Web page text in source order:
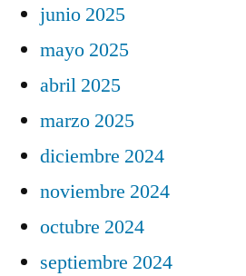
junio 2025
mayo 2025
abril 2025
marzo 2025
diciembre 2024
noviembre 2024
octubre 2024
septiembre 2024